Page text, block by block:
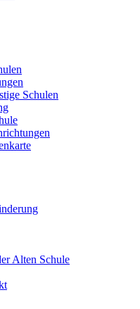
Schulen
Alten Schule